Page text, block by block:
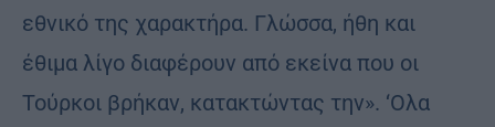
εθνικό της χαρακτήρα. Γλώσσα, ήθη και
έθιμα λίγο διαφέρουν από εκείνα που οι
Τούρκοι βρήκαν, κατακτώντας την». ‘Ολα